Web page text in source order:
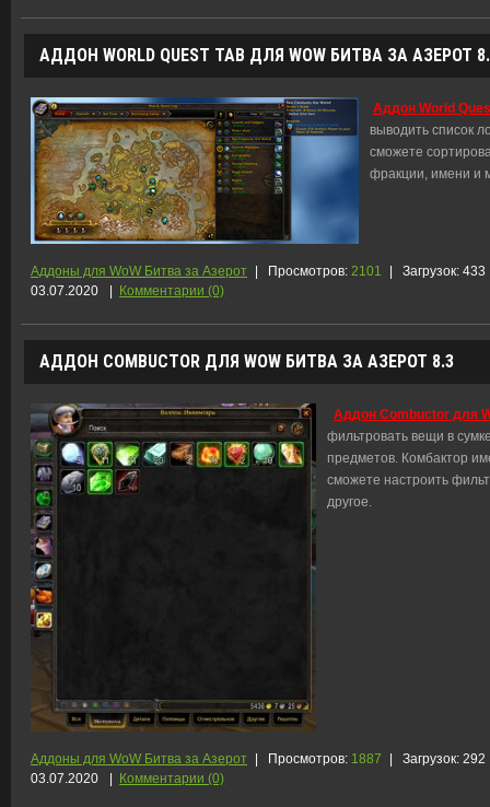
АДДОН WORLD QUEST TAB ДЛЯ WOW БИТВА ЗА АЗЕРОТ
Аддон World
выводить список
сможете
фракции, имени и
Аддоны для WoW Битва за Азерот | Просмотров: 2101 | Загрузок: 433
03.07.2020
| Комментарии (0)
АДДОН COMBUCTOR ДЛЯ WOW БИТВА ЗА АЗЕРОТ 8.3
Аддон Combuctor для
фильтровать вещи в
предметов. Комбактор
сможете настроить
другое.
Аддоны для WoW Битва за Азерот | Просмотров: 1887 | Загрузок: 292
03.07.2020
| Комментарии (0)